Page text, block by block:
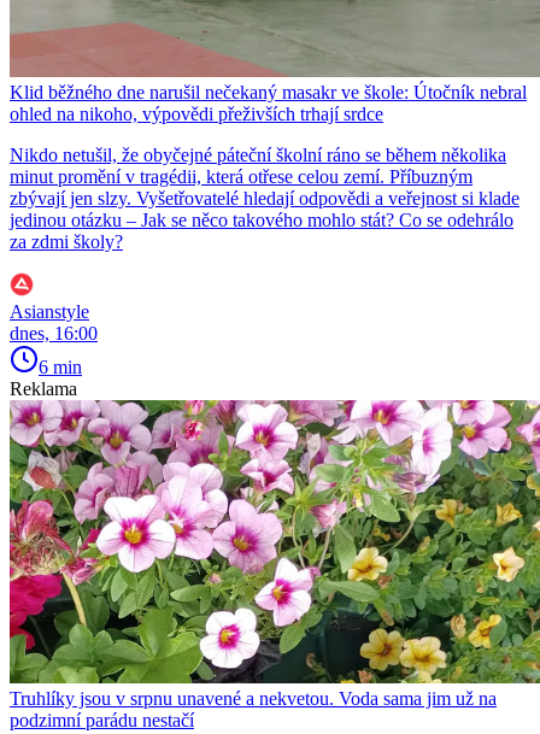
Klid běžného dne narušil nečekaný masakr ve škole: Útočník nebral
ohled na nikoho, výpovědi přeživších trhají srdce
Nikdo netušil, že obyčejné páteční školní ráno se během několika
minut promění v tragédii, která otřese celou zemí. Příbuzným
zbývají jen slzy. Vyšetřovatelé hledají odpovědi a veřejnost si klade
jedinou otázku – Jak se něco takového mohlo stát? Co se odehrálo
za zdmi školy?
Asianstyle
dnes, 16:00
6 min
Reklama
Truhlíky jsou v srpnu unavené a nekvetou. Voda sama jim už na
podzimní parádu nestačí